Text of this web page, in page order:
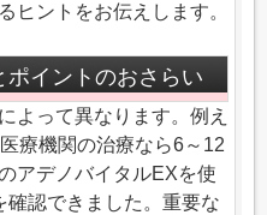
ヒントをお伝えします。
イントのおさらい
よって異なります。例え
療機関の治療なら6～12
アデノバイタルEXを使
確認できました。重要な